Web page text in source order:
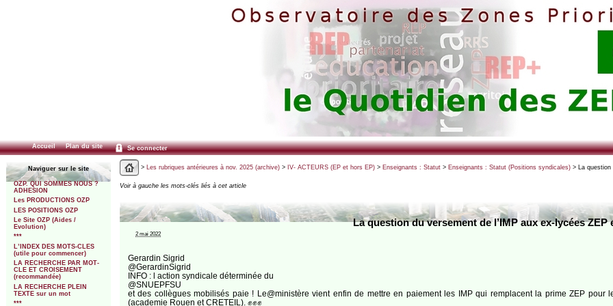
Accueil Plan du site Se connecter
Naviguer sur le site
OZP. QUI SOMMES NOUS ?
ADHESION
Les PRODUCTIONS OZP
LES POSITIONS OZP
Le Site OZP (Aides /
Evolution)
***
L’INDEX DES MOTS-CLES
(utile pour commencer)
LA RECHERCHE PAR MOT-
CLE ET CROISEMENT
(recommandée)
LA RECHERCHE PLEIN
TEXTE sur un mot
***
> Les rubriques antérieures à nov. 2025 (archive)> IV- ACTEURS (EP et hors EP)> Enseignants : Statut> Enseignants : Statut (Positions syndicales)> La question
Voir à gauche les mots-clés liés à cet article
La question du versement de l’IMP aux ex-lycées ZEP
2 mai 2022
Gerardin Sigrid
@GerardinSigrid
INFO : l action syndicale déterminée du
@SNUEPFSU
et des collègues mobilisés paie ! Le@ministère vient enfin de mettre en paiement les IMP qui remplacent la prime ZEP
(academie Rouen et CRETEIL). ✊✊✊